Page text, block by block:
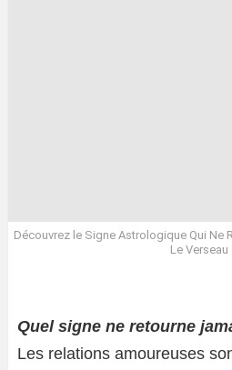
Découvrez le Signe Astrologique Qui Ne
Le Verseau
Quel signe ne retourne
Les relations amoureuses